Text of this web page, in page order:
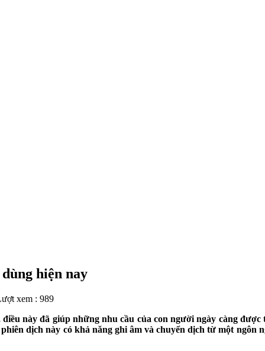
hiện nay
xem : 989
này đã giúp những nhu cầu của con người ngày càng
dịch này có khả năng ghi âm và chuyển dịch từ một ngôn